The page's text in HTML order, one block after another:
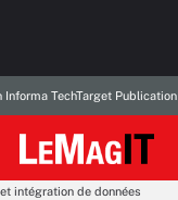
Informa TechTarget Publication
intégration de données